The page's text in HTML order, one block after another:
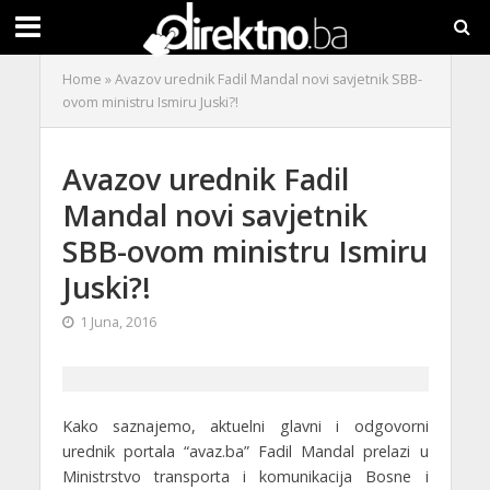
Home »Avazov urednik Fadil Mandal novi savjetnik SBB-
ovom ministru Ismiru Juski?!
Avazov urednik Fadil
Mandal novi savjetnik
SBB-ovom ministru Ismiru
Juski?!
1 Juna, 2016
Kako saznajemo, aktuelni glavni i odgovorni
urednik portala “avaz.ba” Fadil Mandal prelazi u
Ministrstvo transporta i komunikacija Bosne i